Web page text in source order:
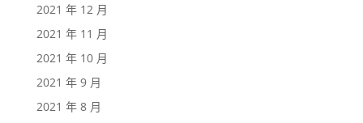
2021 年 12 月
2021 年 11 月
2021 年 10 月
2021 年 9 月
2021 年 8 月